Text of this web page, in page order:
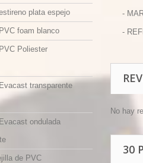
plata espejo
foam blanco
Poliester
transparente
ondulada
de PVC
-
-
No hay
30